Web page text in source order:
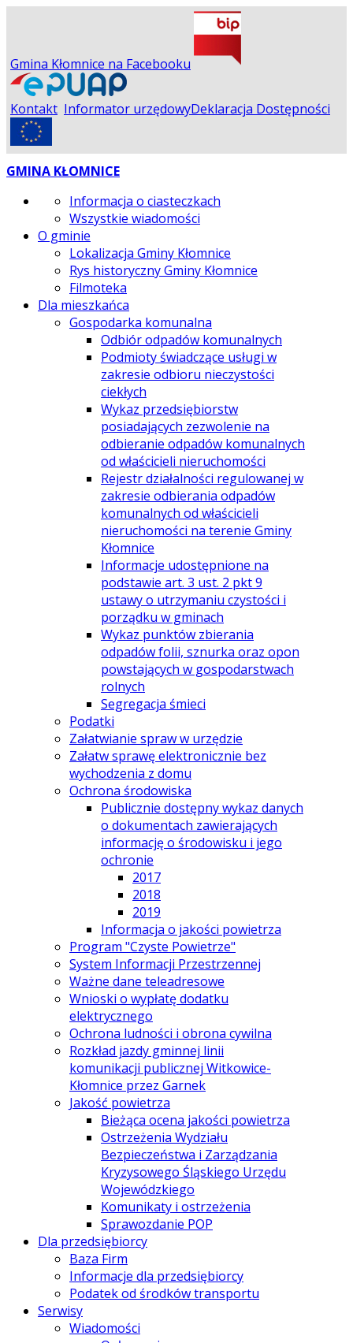
Gmina Kłomnice na Facebooku
Kontakt Informator urzędowyDeklaracja Dostępności
GMINA KŁOMNICE
Informacja o ciasteczkach
Wszystkie wiadomości
O gminie
Lokalizacja Gminy Kłomnice
Rys historyczny Gminy Kłomnice
Filmoteka
Dla mieszkańca
Gospodarka komunalna
Odbiór odpadów komunalnych
Podmioty świadczące usługi w
zakresie odbioru nieczystości
ciekłych
Wykaz przedsiębiorstw
posiadających zezwolenie na
odbieranie odpadów komunalnych
od właścicieli nieruchomości
Rejestr działalności regulowanej w
zakresie odbierania odpadów
komunalnych od właścicieli
nieruchomości na terenie Gminy
Kłomnice
Informacje udostępnione na
podstawie art. 3 ust. 2 pkt 9
ustawy o utrzymaniu czystości i
porządku w gminach
Wykaz punktów zbierania
odpadów folii, sznurka oraz opon
powstających w gospodarstwach
rolnych
Segregacja śmieci
Podatki
Załatwianie spraw w urzędzie
Załatw sprawę elektronicznie bez
wychodzenia z domu
Ochrona środowiska
Publicznie dostępny wykaz danych
o dokumentach zawierających
informację o środowisku i jego
ochronie
2017
2018
2019
Informacja o jakości powietrza
Program "Czyste Powietrze"
System Informacji Przestrzennej
Ważne dane teleadresowe
Wnioski o wypłatę dodatku
elektrycznego
Ochrona ludności i obrona cywilna
Rozkład jazdy gminnej linii
komunikacji publicznej Witkowice-
Kłomnice przez Garnek
Jakość powietrza
Bieżąca ocena jakości powietrza
Ostrzeżenia Wydziału
Bezpieczeństwa i Zarządzania
Kryzysowego Śląskiego Urzędu
Wojewódzkiego
Komunikaty i ostrzeżenia
Sprawozdanie POP
Dla przedsiębiorcy
Baza Firm
Informacje dla przedsiębiorcy
Podatek od środków transportu
Serwisy
Wiadomości